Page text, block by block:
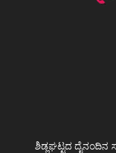
ಶಿಡ್ಲಘಟ್ಟದ ದೈನಂದಿನ